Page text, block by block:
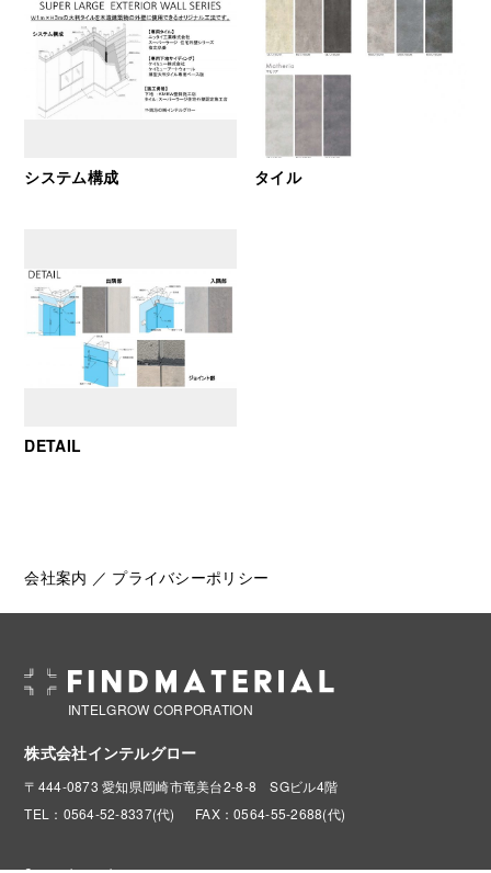
システム構成 タイル
DETAIL
会社案内 ／ プライバシーポリシー
INTELGROW CORPORATION
株式会社インテルグロー
〒444-0873 愛知県岡崎市竜美台2-8-8 SGビル4階
TEL：0564-52-8337(代)
FAX：0564-55-2688(代)